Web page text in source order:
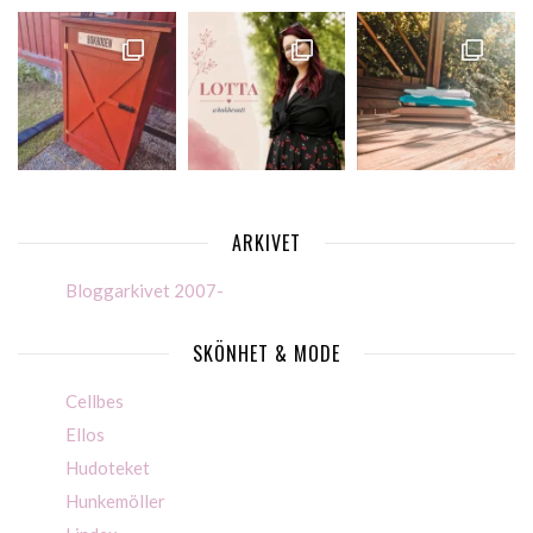
ARKIVET
Bloggarkivet 2007-
SKÖNHET & MODE
Cellbes
Ellos
Hudoteket
Hunkemöller